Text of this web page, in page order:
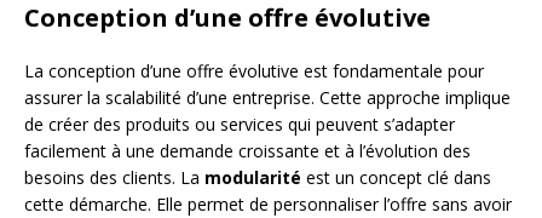
Conception d’une offre évolutive
La conception d’une offre évolutive est fondamentale pour
assurer la scalabilité d’une entreprise. Cette approche implique
de créer des produits ou services qui peuvent s’adapter
facilement à une demande croissante et à l’évolution des
besoins des clients. La modularité est un concept clé dans
cette démarche. Elle permet de personnaliser l’offre sans avoir